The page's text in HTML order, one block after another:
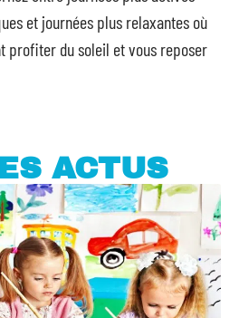
et journées plus relaxantes où
profiter du soleil et vous reposer
ACTUS